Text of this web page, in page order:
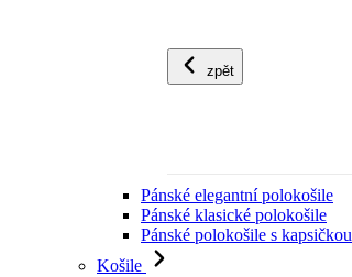
zpět
Pánské elegantní polokošile
Pánské klasické polokošile
Pánské polokošile s kapsičkou
Košile